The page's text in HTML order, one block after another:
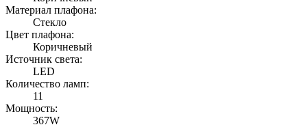
Материал плафона:
Стекло
Цвет плафона:
Коричневый
Источник света:
LED
Количество ламп:
11
Мощность:
367W